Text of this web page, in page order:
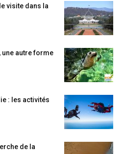
visite dans la
une autre forme
: les activités
de la